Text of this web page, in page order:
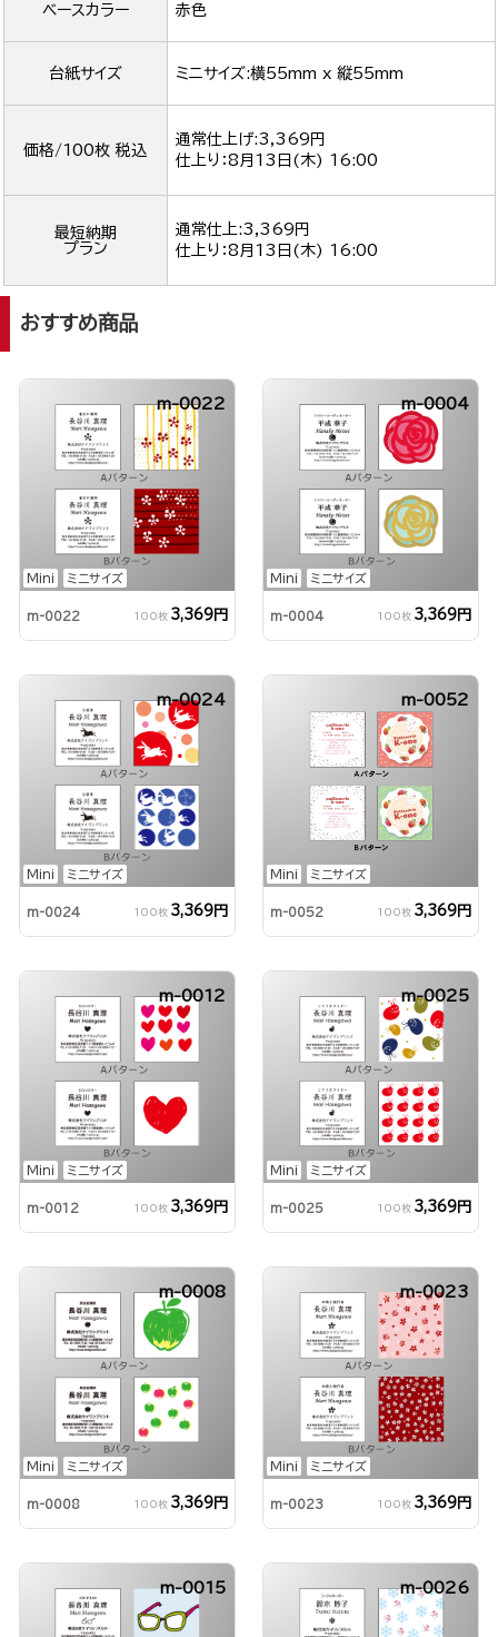
ベースカラー 赤色
台紙サイズ ミニサイズ:横55mm x 縦55mm
価格/100枚 税込
通常仕上げ:3,369円
仕上り：8月13日(木) 16:00
最短納期
プラン
通常仕上:3,369円
仕上り：8月13日(木) 16:00
おすすめ商品
Mini ミニサイズ
m-0022
m-0022 100枚 3,369円
Mini ミニサイズ
m-0004
m-0004 100枚 3,369円
Mini ミニサイズ
m-0024
m-0024 100枚 3,369円
Mini ミニサイズ
m-0052
m-0052 100枚 3,369円
Mini ミニサイズ
m-0012
m-0012 100枚 3,369円
Mini ミニサイズ
m-0025
m-0025 100枚 3,369円
Mini ミニサイズ
m-0008
m-0008 100枚 3,369円
Mini ミニサイズ
m-0023
m-0023 100枚 3,369円
m-0015 m-0026